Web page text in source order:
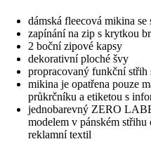
dámská fleecová mikina se
zapínání na zip s krytkou
2 boční zipové kapsy
dekorativní ploché švy
propracovaný funkční střih
mikina je opatřena pouze
průkrčníku a etiketou s
jednobarevný ZERO
modelem v pánském
reklamní textil